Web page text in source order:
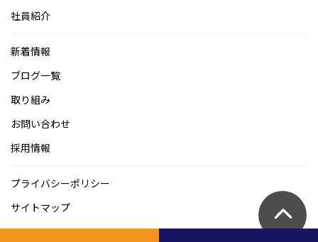
社員紹介
新着情報
ブログ一覧
取り組み
お問い合わせ
採用情報
プライバシーポリシー
サイトマップ